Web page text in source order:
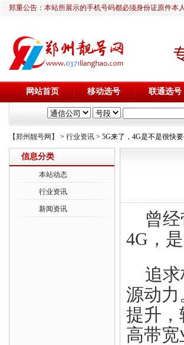
郑重公告：本站所展示的手机号码都必须身份证原件本
网站首页 移动选号 联通选号
【郑州靓号网】 > 行业资讯 > 5G来了，4G是不是很快
信息分类
本站动态
行业资讯
新闻资讯
曾
4G，
追
源动力
提升，
高带宽